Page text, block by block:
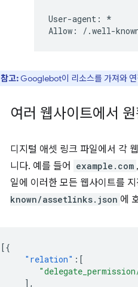
User-agent: *
참고: Googlebot이 리소스를 가져와 연
여러 웹사이트에서
디지털 애셋 링크 파일에서 각
니다. 예를 들어
example.com ,
일에 이러한 모든 웹사이트를
known/assetlinks.json 에
[{
"relation" :[
],